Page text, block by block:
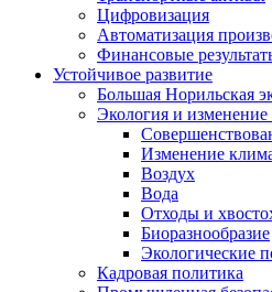
Цифровизация
Автоматизация
Финансовые
Устойчивое развитие
Большая Норильская
Экология и изменение
Изменение
Воздух
Вода
Отходы и
Биоразнообразие
Экологические
Кадровая политика